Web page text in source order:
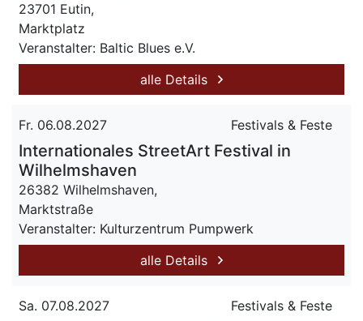
23701 Eutin,
Marktplatz
Veranstalter: Baltic Blues e.V.
alle Details
Fr. 06.08.2027 Festivals & Feste
Internationales StreetArt Festival in
Wilhelmshaven
26382 Wilhelmshaven,
Marktstraße
Veranstalter: Kulturzentrum Pumpwerk
alle Details
Sa. 07.08.2027 Festivals & Feste